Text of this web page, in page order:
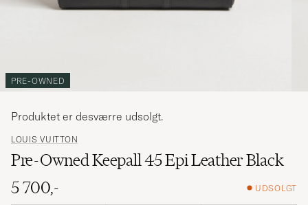
PRE-OWNED
LOUIS VUITTON
Pre-Owned Keepall 45 Epi Leather Black
5 700,-
UDSOLGT
Produktet er desværre udsolgt.